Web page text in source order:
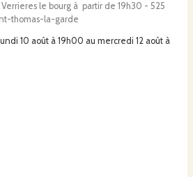
Verrieres le bourg à partir de 19h30 - 525
thomas-la-garde
10 août à 19h00 au mercredi 12 août à